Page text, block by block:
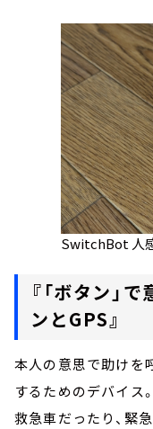
SwitchBot 人
『「ボタン」
ンとGPS』
本人の意思で助けを
するためのデバイス
救急車だったり、緊